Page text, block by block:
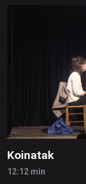
Koinatak
12:12 min